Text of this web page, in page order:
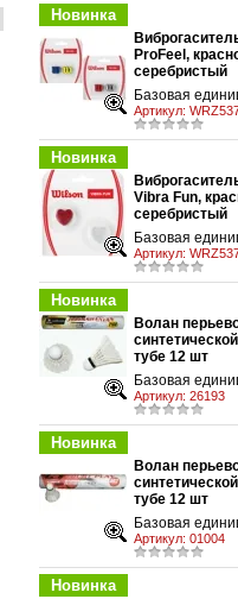
Новинка
ProFeel,
серебристый
Базовая
Артикул:
Новинка
Vibra Fun,
серебристый
Базовая
Артикул:
Новинка
Волан
тубе 12 шт
Базовая
Артикул: 26193
Новинка
Волан
тубе 12 шт
Базовая
Артикул: 01004
Новинка